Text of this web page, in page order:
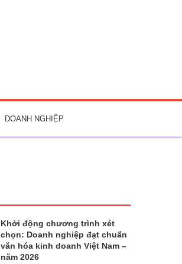
DOANH NGHIỆP
Khởi động chương trình xét
chọn: Doanh nghiệp đạt chuẩn
văn hóa kinh doanh Việt Nam –
năm 2026